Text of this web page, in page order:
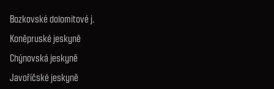
Bozkovské dolomitové j.
Koněpruské jeskyně
Chýnovská jeskyně
Javoříčské jeskyně